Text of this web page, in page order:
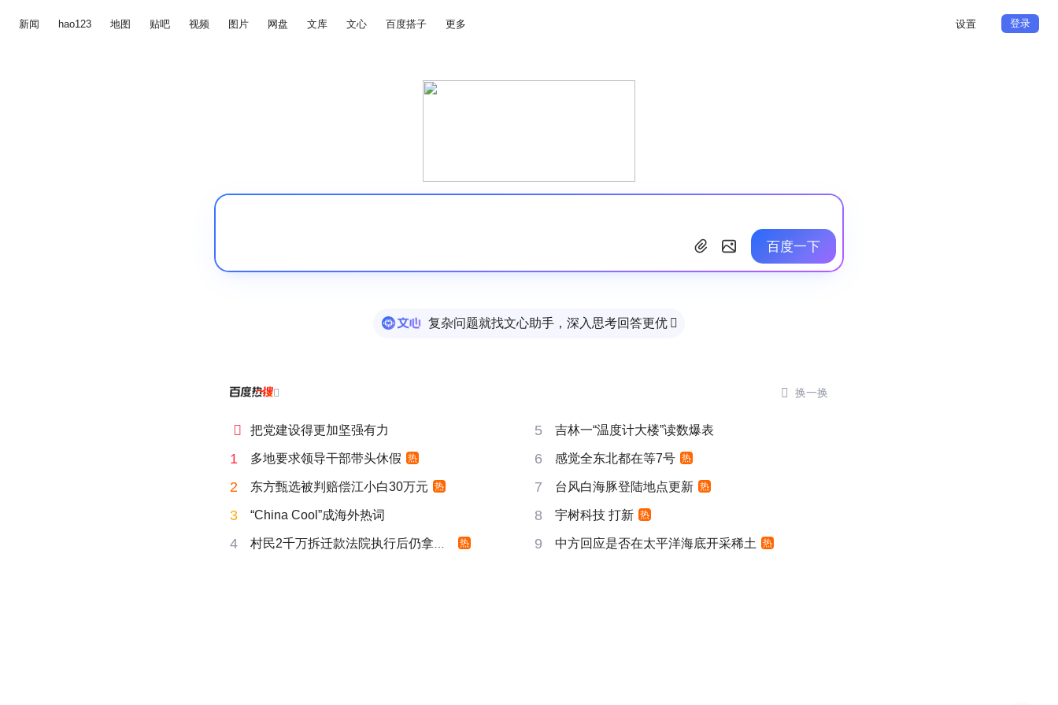
新闻 hao123 地图 贴吧 视频 图片 网盘 文库 文心 百度搭子 更多 设置 登录
百度一下
复杂问题就找文心助手，深入思考回答更优 
  换一换
 把党建设得更加坚强有力 5 吉林一“温度计大楼”读数爆表
1 多地要求领导干部带头休假 热 6 感觉全东北都在等7号 热
2 东方甄选被判赔偿江小白30万元 热 7 台风白海豚登陆地点更新 热
3 “China Cool”成海外热词 8 宇树科技 打新 热
4 村民2千万拆迁款法院执行后仍拿不到 热 9 中方回应是否在太平洋海底开采稀土 热